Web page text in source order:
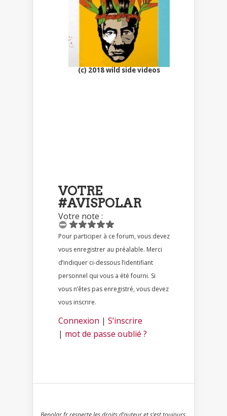
(c) 2018 wild side videos
VOTRE
#AVISPOLAR
Votre note :
Pour participer à ce forum, vous devez
vous enregistrer au préalable. Merci
d’indiquer ci-dessous l’identifiant
personnel qui vous a été fourni. Si
vous n’êtes pas enregistré, vous devez
vous inscrire.
Connexion | S’inscrire
| mot de passe oublié ?